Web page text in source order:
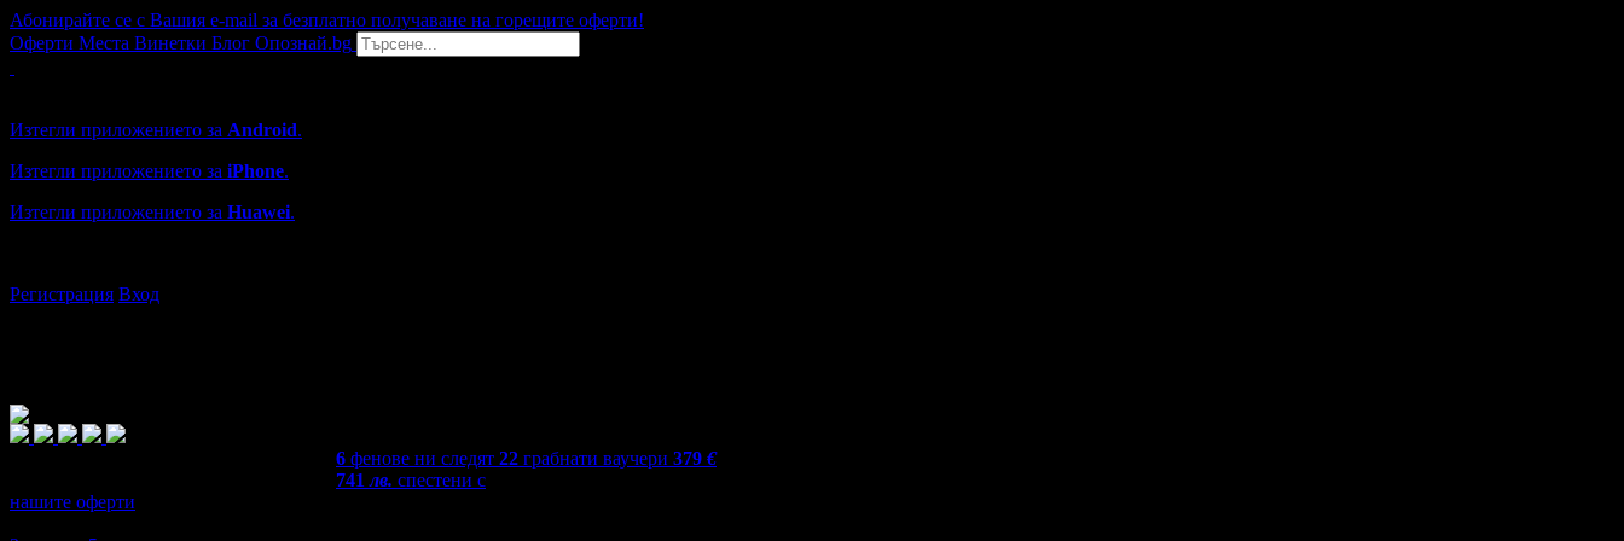
Абонирайте се с Вашия e-mail за безплатно получаване на горещите оферти!
Оферти Места Винетки Блог Опознай.bg
Изтегли приложението за Android.
Изтегли приложението за iPhone.
Изтегли приложението за Huawei.
Регистрация Вход
6 фенове ни следят 22 грабнати ваучери 379 €
741лв. спестени с
нашите оферти